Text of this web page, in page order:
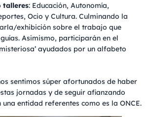
talleres: Educación, Autonomía,
Ocio y Cultura. Culminando la
exhibición sobre el trabajo que
Asimismo, participarán en el
ayudados por un alfabeto
sentimos súper afortunados de haber
jornadas y de seguir afianzando
entidad referentes como es la ONCE.